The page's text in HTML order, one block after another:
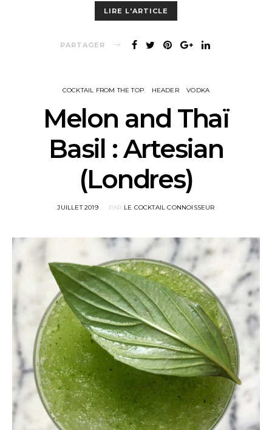
LIRE L'ARTICLE
PARTAGER
COCKTAIL FROM THE TOP HEADER VODKA
Melon and Thaï
Basil : Artesian
(Londres)
POSTED
JUILLET 2019 PAR LE COCKTAIL CONNOISSEUR